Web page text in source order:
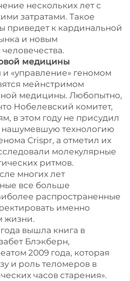
нескольких лет с
затратами. Такое
приведет к кардинальной
и новым
медицины
«управление» геномом
мейнстримом
медицины. Любопытно,
Нобелевский комитет,
в этом году не присудил
технологию
Crispr, а отметил их
молекулярные
ритмов.
многих лет
все больше
распространенные
именно
жизни.
вышла книга в
Блэкберн,
2009 года, которая
и роль теломеров в
часов старения».